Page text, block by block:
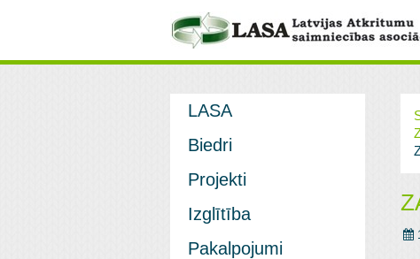
LASA
Biedri
Projekti
Izglītība
Pakalpojumi